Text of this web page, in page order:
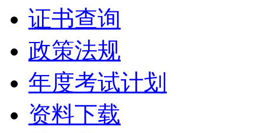
证书查询
政策法规
年度考试计划
资料下载